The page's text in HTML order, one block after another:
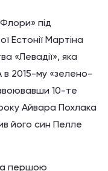
під
Естонії Мартіна
«Левадії», яка
в 2015-му «зелено-
10-те
Айвара Похлака
його син Пелле
першою